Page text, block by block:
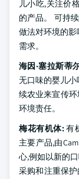
儿小吃,关注价
的产品。 可持
做法对环境的
需求。
海因·塞拉斯蒂
无口味的婴儿
续农业来宣传
环境责任。
梅花有机体:有
主要产品,由
心,例如以新的
采购和注重保